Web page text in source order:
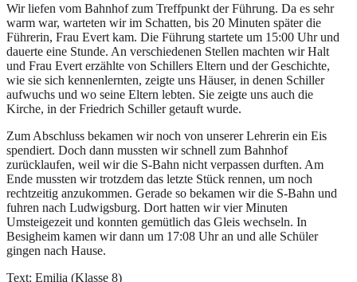
Wir liefen vom Bahnhof zum Treffpunkt der Führung. Da es sehr
warm war, warteten wir im Schatten, bis 20 Minuten später die
Führerin, Frau Evert kam. Die Führung startete um 15:00 Uhr und
dauerte eine Stunde. An verschiedenen Stellen machten wir Halt
und Frau Evert erzählte von Schillers Eltern und der Geschichte,
wie sie sich kennenlernten, zeigte uns Häuser, in denen Schiller
aufwuchs und wo seine Eltern lebten. Sie zeigte uns auch die
Kirche, in der Friedrich Schiller getauft wurde.
Zum Abschluss bekamen wir noch von unserer Lehrerin ein Eis
spendiert. Doch dann mussten wir schnell zum Bahnhof
zurücklaufen, weil wir die S-Bahn nicht verpassen durften. Am
Ende mussten wir trotzdem das letzte Stück rennen, um noch
rechtzeitig anzukommen. Gerade so bekamen wir die S-Bahn und
fuhren nach Ludwigsburg. Dort hatten wir vier Minuten
Umsteigezeit und konnten gemütlich das Gleis wechseln. In
Besigheim kamen wir dann um 17:08 Uhr an und alle Schüler
gingen nach Hause.
Text: Emilia (Klasse 8)